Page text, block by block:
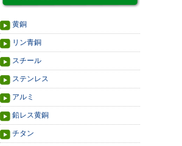
黄銅
リン青銅
スチール
ステンレス
アルミ
鉛レス黄銅
チタン